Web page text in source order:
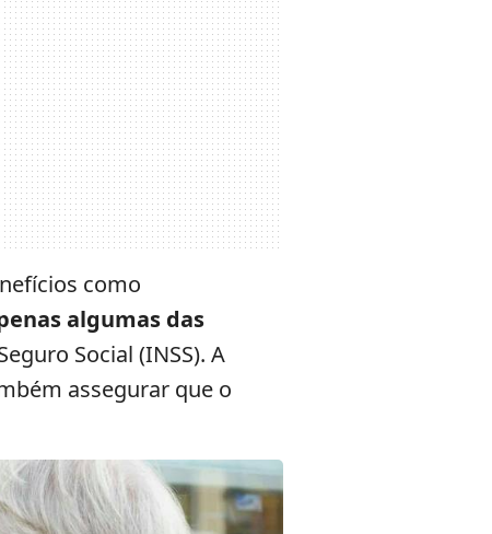
como
algumas das
Social (INSS). A
assegurar que o